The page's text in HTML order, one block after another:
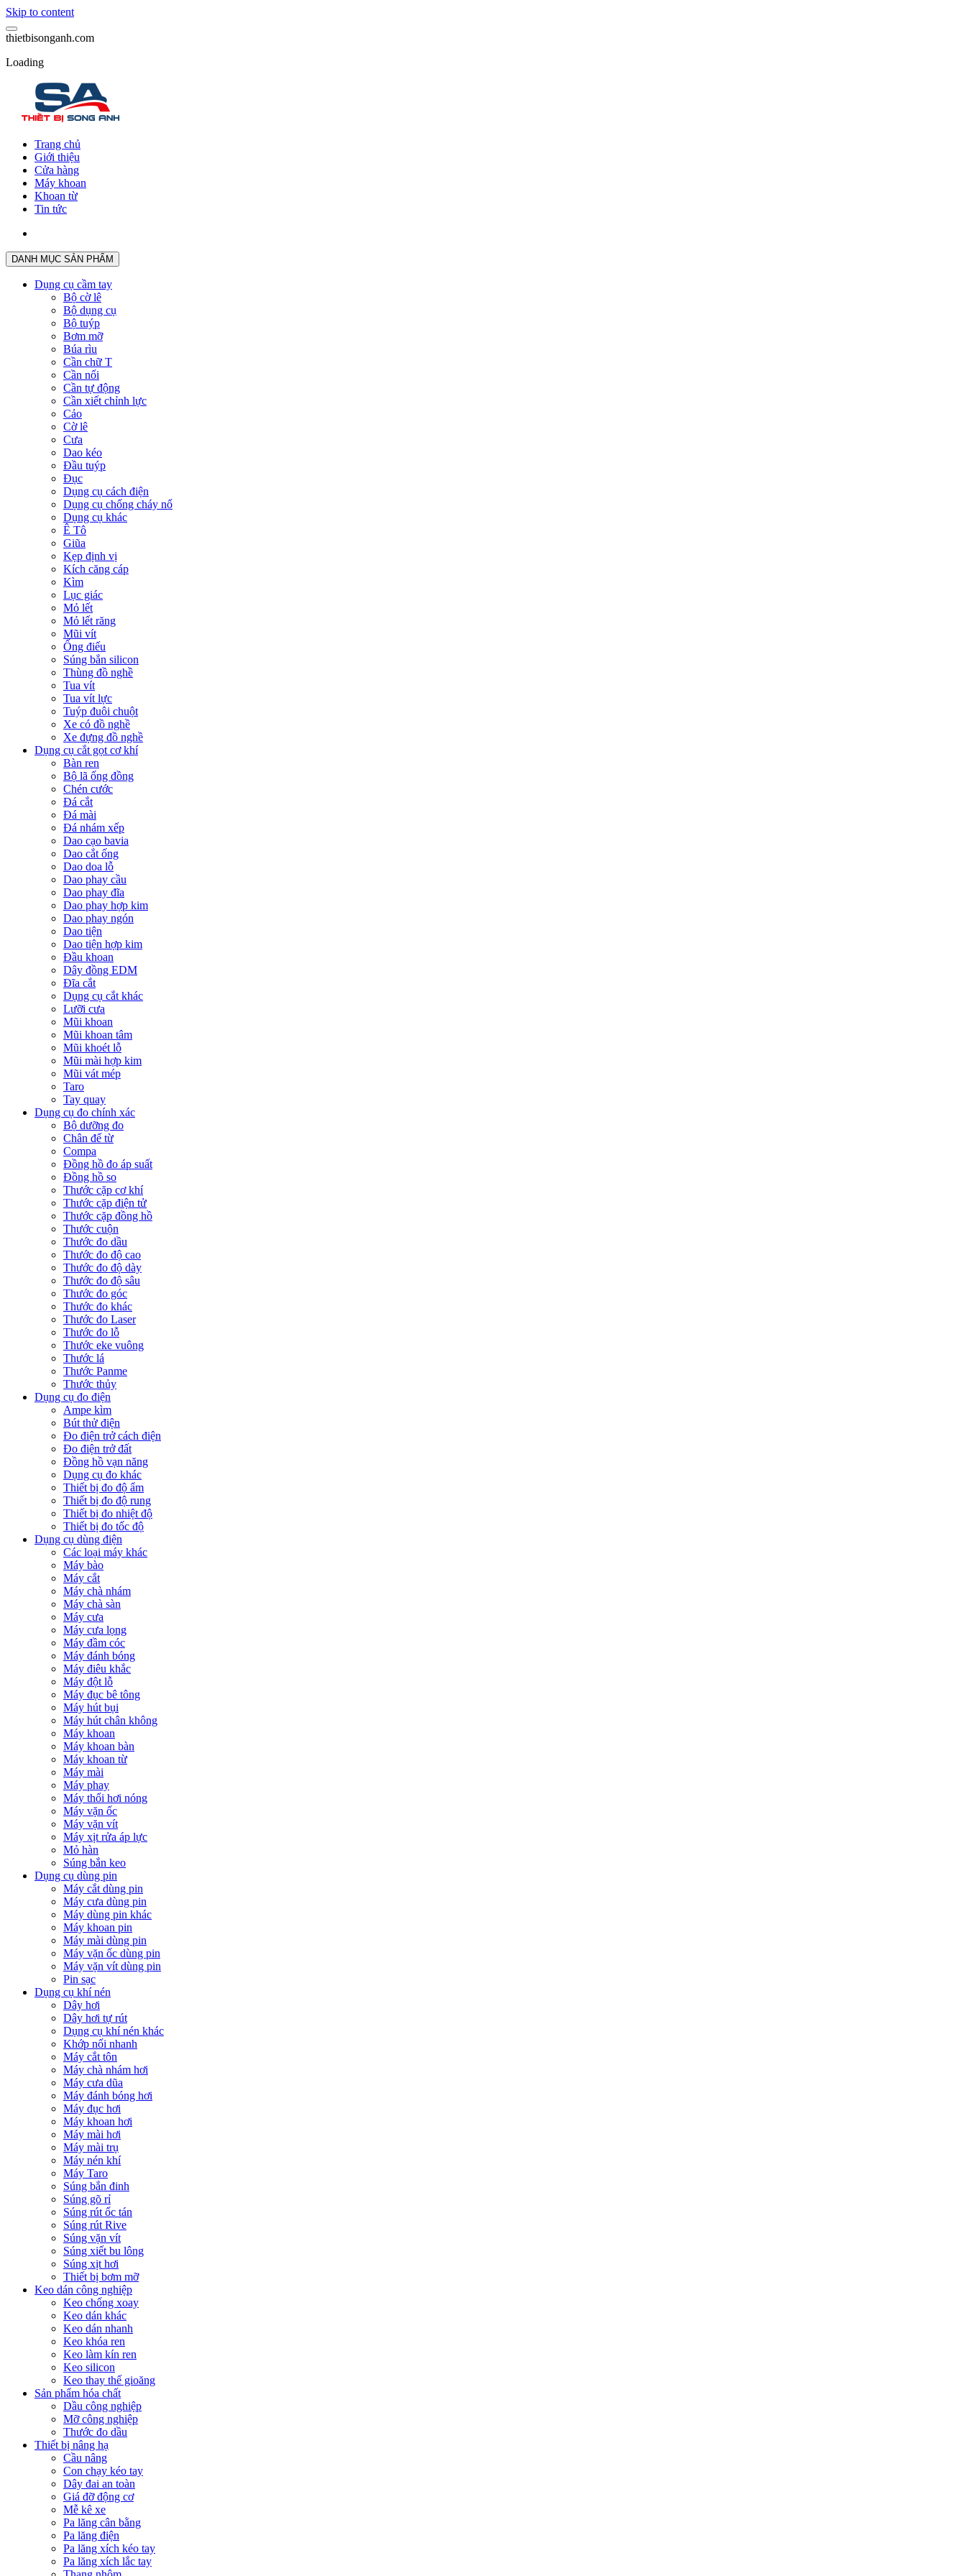
Skip to content
thietbisonganh.com
Loading
Trang chủ
Giới thiệu
Cửa hàng
Máy khoan
Khoan từ
Tin tức
DANH MỤC SẢN PHẨM
Dụng cụ cầm tay
Bộ cờ lê
Bộ dụng cụ
Bộ tuýp
Bơm mỡ
Búa rìu
Cần chữ T
Cần nối
Cần tự động
Cần xiết chỉnh lực
Cảo
Cờ lê
Cưa
Dao kéo
Đầu tuýp
Đục
Dụng cụ cách điện
Dụng cụ chống cháy nổ
Dụng cụ khác
Ê Tô
Giũa
Kẹp định vị
Kích căng cáp
Kìm
Lục giác
Mỏ lết
Mỏ lết răng
Mũi vít
Ống điếu
Súng bắn silicon
Thùng đồ nghề
Tua vít
Tua vít lực
Tuýp đuôi chuột
Xe có đồ nghề
Xe đựng đồ nghề
Dụng cụ cắt gọt cơ khí
Bàn ren
Bộ lã ống đồng
Chén cước
Đá cắt
Đá mài
Đá nhám xếp
Dao cạo bavia
Dao cắt ống
Dao doa lỗ
Dao phay cầu
Dao phay đĩa
Dao phay hợp kim
Dao phay ngón
Dao tiện
Dao tiện hợp kim
Đầu khoan
Dây đồng EDM
Đĩa cắt
Dụng cụ cắt khác
Lưỡi cưa
Mũi khoan
Mũi khoan tâm
Mũi khoét lỗ
Mũi mài hợp kim
Mũi vát mép
Taro
Tay quay
Dụng cụ đo chính xác
Bộ dưỡng đo
Chân đế từ
Compa
Đồng hồ đo áp suất
Đồng hồ so
Thước cặp cơ khí
Thước cặp điện tử
Thước cặp đồng hồ
Thước cuộn
Thước đo dầu
Thước đo độ cao
Thước đo độ dày
Thước đo độ sâu
Thước đo góc
Thước đo khác
Thước đo Laser
Thước đo lỗ
Thước eke vuông
Thước lá
Thước Panme
Thước thủy
Dụng cụ đo điện
Ampe kìm
Bút thử điện
Đo điện trở cách điện
Đo điện trở đất
Đồng hồ vạn năng
Dụng cụ đo khác
Thiết bị đo độ ẩm
Thiết bị đo độ rung
Thiết bị đo nhiệt độ
Thiết bị đo tốc độ
Dụng cụ dùng điện
Các loại máy khác
Máy bào
Máy cắt
Máy chà nhám
Máy chà sàn
Máy cưa
Máy cưa lọng
Máy đầm cóc
Máy đánh bóng
Máy điêu khắc
Máy đột lỗ
Máy đục bê tông
Máy hút bụi
Máy hút chân không
Máy khoan
Máy khoan bàn
Máy khoan từ
Máy mài
Máy phay
Máy thổi hơi nóng
Máy vặn ốc
Máy vặn vít
Máy xịt rửa áp lực
Mỏ hàn
Súng bắn keo
Dụng cụ dùng pin
Máy cắt dùng pin
Máy cưa dùng pin
Máy dùng pin khác
Máy khoan pin
Máy mài dùng pin
Máy vặn ốc dùng pin
Máy vặn vít dùng pin
Pin sạc
Dụng cụ khí nén
Dây hơi
Dây hơi tự rút
Dụng cụ khí nén khác
Khớp nối nhanh
Máy cắt tôn
Máy chà nhám hơi
Máy cưa dũa
Máy đánh bóng hơi
Máy đục hơi
Máy khoan hơi
Máy mài hơi
Máy mài trụ
Máy nén khí
Máy Taro
Súng bắn đinh
Súng gõ rỉ
Súng rút ốc tán
Súng rút Rive
Súng vặn vít
Súng xiết bu lông
Súng xịt hơi
Thiết bị bơm mỡ
Keo dán công nghiệp
Keo chống xoay
Keo dán khác
Keo dán nhanh
Keo khóa ren
Keo làm kín ren
Keo silicon
Keo thay thế gioăng
Sản phẩm hóa chất
Dầu công nghiệp
Mỡ công nghiệp
Thước đo dầu
Thiết bị nâng hạ
Cầu nâng
Con chạy kéo tay
Dây đai an toàn
Giá đỡ động cơ
Mễ kê xe
Pa lăng cân bằng
Pa lăng điện
Pa lăng xích kéo tay
Pa lăng xích lắc tay